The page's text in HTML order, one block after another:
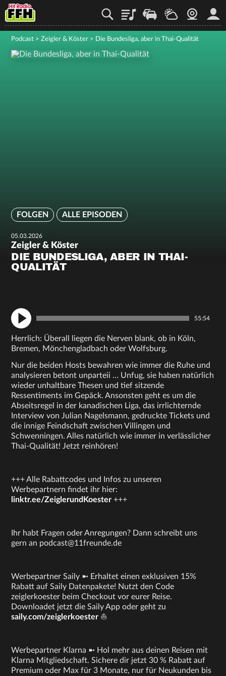
PlaylistStaupilotWetterWebcam
Podcast > Zeigler & Köster > Die Bundesliga, aber in Thai-Qualität
FOLGEN ALLE EPISODEN
05.03.2026
Zeigler & Köster
DIE BUNDESLIGA, ABER IN THAI-
QUALITÄT
55:54
Herrlich: Überall liegen die Nerven blank, ob in Köln,
Bremen, Mönchengladbach oder Wolfsburg.
Nur die beiden Hosts bewahren wie immer die Ruhe und
analysieren betont unparteii … Unfug, sie haben natürlich
wieder unhaltbare Thesen und tief sitzende
Ressentiments im Gepäck. Ansonsten geht es um die
Abseitsregel in der kanadischen Liga, das irrlichternde
Interview von Julian Nagelsmann, gedruckte Tickets und
die innige Feindschaft zwischen Villingen und
Schwenningen. Alles natürlich wie immer in verlässlicher
Thai-Qualität! Jetzt reinhören!
+++ Alle Rabattcodes und Infos zu unseren
Werbepartnern findet ihr hier:
linktr.ee/ZeiglerundKoester +++
Ihr habt Fragen oder Anregungen? Dann schreibt uns
gern an podcast@11freunde.de
Werbepartner Saily ➼ Erhaltet einen exklusiven 15%
Rabatt auf Saily Datenpakete! Nutzt den Code
zeiglerkoester beim Checkout vor eurer Reise.
Downloadet jetzt die Saily App oder geht zu
saily.com/zeiglerkoester ⛵
Werbepartner Klarna ➼ Hol mehr aus deinen Reisen mit
Klarna Mitgliedschaft. Sichere dir jetzt 30 % Rabatt auf
Premium oder Max für 3 Monate, nur für Neukunden bis